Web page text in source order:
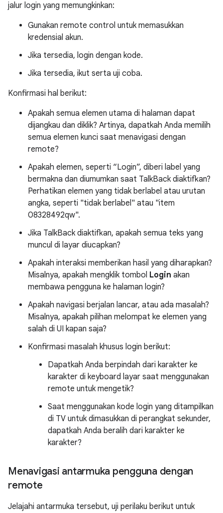
jalur login yang memungkinkan:
Gunakan remote control untuk memasukkan
kredensial akun.
Jika tersedia, login dengan kode.
Jika tersedia, ikut serta uji coba.
Konfirmasi hal berikut:
Apakah semua elemen utama di halaman dapat
dijangkau dan diklik? Artinya, dapatkah Anda memilih
semua elemen kunci saat menavigasi dengan
remote?
Apakah elemen, seperti “Login”, diberi label yang
bermakna dan diumumkan saat TalkBack diaktifkan?
Perhatikan elemen yang tidak berlabel atau urutan
angka, seperti "tidak berlabel" atau "item
08328492qw".
Jika TalkBack diaktifkan, apakah semua teks yang
muncul di layar diucapkan?
Apakah interaksi memberikan hasil yang diharapkan?
Misalnya, apakah mengklik tombol Login akan
membawa pengguna ke halaman login?
Apakah navigasi berjalan lancar, atau ada masalah?
Misalnya, apakah pilihan melompat ke elemen yang
salah di UI kapan saja?
Konfirmasi masalah khusus login berikut:
Dapatkah Anda berpindah dari karakter ke
karakter di keyboard layar saat menggunakan
remote untuk mengetik?
Saat menggunakan kode login yang ditampilkan
di TV untuk dimasukkan di perangkat sekunder,
dapatkah Anda beralih dari karakter ke
karakter?
Menavigasi antarmuka pengguna dengan
remote
Jelajahi antarmuka tersebut, uji perilaku berikut untuk